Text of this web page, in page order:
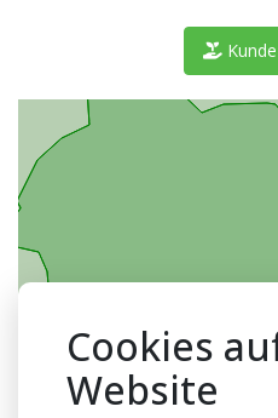
Cookies
Website